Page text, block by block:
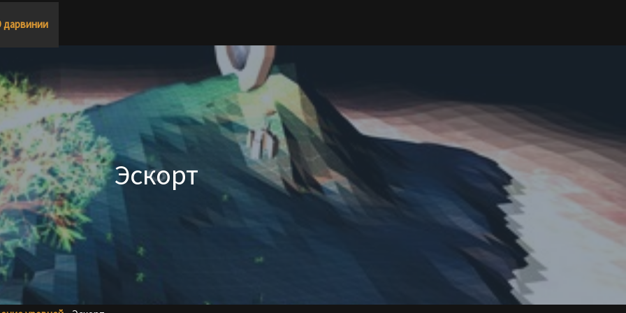
дарвинии
Эскорт